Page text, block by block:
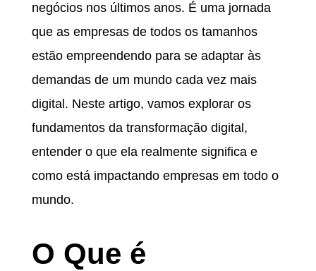
negócios nos últimos anos. É uma jornada
que as empresas de todos os tamanhos
estão empreendendo para se adaptar às
demandas de um mundo cada vez mais
digital. Neste artigo, vamos explorar os
fundamentos da transformação digital,
entender o que ela realmente significa e
como está impactando empresas em todo o
mundo.
O Que é